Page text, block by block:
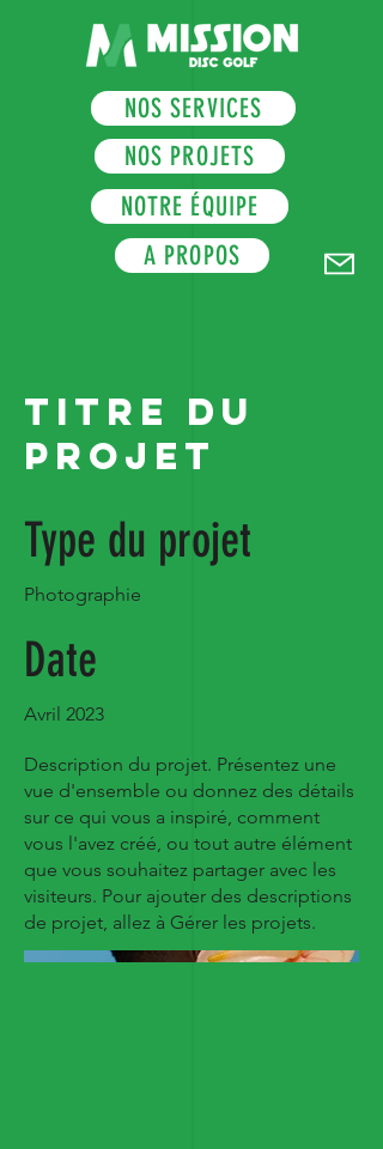
A PROPOS
NOS SERVICES
NOS PROJETS
NOTRE ÉQUIPE
Titre du
projet
Type du projet
Photographie
Date
Avril 2023
Description du projet. Présentez une
vue d'ensemble ou donnez des détails
sur ce qui vous a inspiré, comment
vous l'avez créé, ou tout autre élément
que vous souhaitez partager avec les
visiteurs. Pour ajouter des descriptions
de projet, allez à Gérer les projets.